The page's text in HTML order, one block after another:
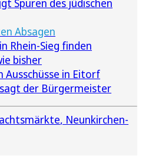
Absagen
Rhein-Sieg finden
bisher
Ausschüsse in Eitorf
der Bürgermeister
Neunkirchen-